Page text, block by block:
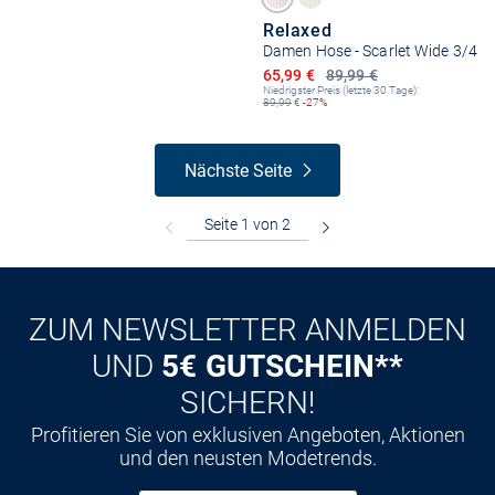
Relaxed
Damen Hose - Scarlet Wide 3/4
89,99 €
Ermäßigter Preis
65,99 €
Niedrigster Preis (letzte 30 Tage):
89,99€ -27%
Nächste Seite
ZUM NEWSLETTER ANMELDEN
UND 5€ GUTSCHEIN**
SICHERN!
Profitieren Sie von exklusiven Angeboten, Aktionen
und den neusten Modetrends.